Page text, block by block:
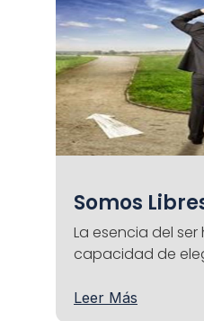
Somos
La esencia del
capacidad de
Leer Más